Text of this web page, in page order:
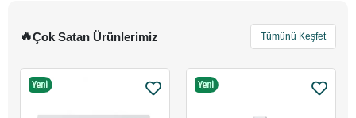
Çok Satan Ürünlerimiz Tümünü Keşfet